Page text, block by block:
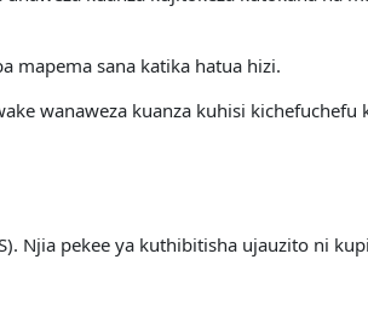
mapema sana katika hatua hizi.
wanaweza kuanza kuhisi kichefuchefu
Njia pekee ya kuthibitisha ujauzito ni